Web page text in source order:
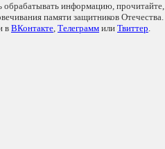
обрабатывать информацию, прочитайте,
памяти защитников Отечества.
в ВКонтакте, Телеграмм или Твиттер.